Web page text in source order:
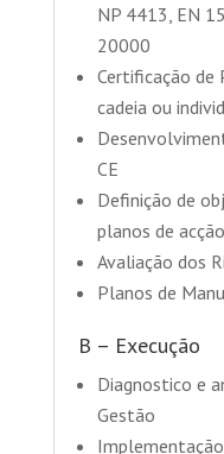
NP 4413, EN
20000
Certificação de
cadeia ou
CE
Definição de
planos de acção
Avaliação dos
Planos de
B – Execução
Diagnostico e
Gestão